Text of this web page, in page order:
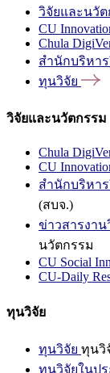
วิจัยและนวัต
CU
Chula
สำนักบริหาร
ทุนวิจัย
วิจัยและนวัตกรรม
Chula
CU
สำนักบริหา
(สบจ.)
ข่าวสารงา
นวัตกรรม
CU Social
CU-Daily
ทุนวิจัย
ทุนวิจัย ทุนวิ
ทุนวิจัยในปร